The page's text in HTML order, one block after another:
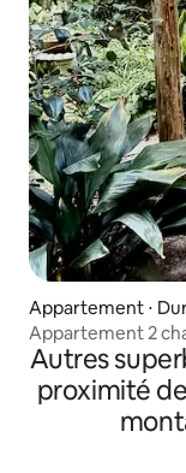
Appartement ⋅
Appartement 2
de Durham
Autres
proximité